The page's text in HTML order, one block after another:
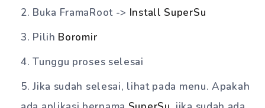
Buka FramaRoot -> Install SuperSu
Pilih Boromir
Tunggu proses selesai
Jika sudah selesai, lihat pada menu. Apakah